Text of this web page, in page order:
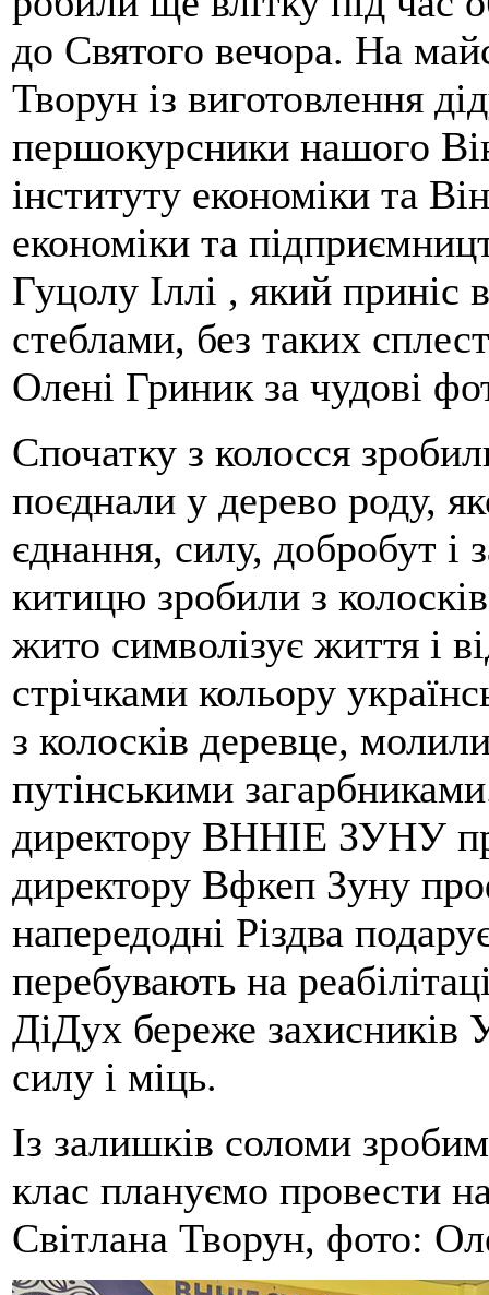
до Святого вечора. На
Творун із виготовлення
першокурсники нашого
інституту економіки та
економіки та
Гуцолу Іллі , який приніс
стеблами, без таких
Oлені Гриник за чудові
Спочатку з колосся
поєднали у дерево роду,
єднання, силу, добробут і
китицю зробили з
жито символізує життя і
стрічками кольору
з колосків деревце,
путінськими
директору ВННІЕ ЗУНУ
директору Вфкеп Зуну
напередодні Різдва
перебувають на
ДіДух береже захисників
силу і міць.
Із залишків соломи
клас плануємо провести
Світлана Творун, фото: